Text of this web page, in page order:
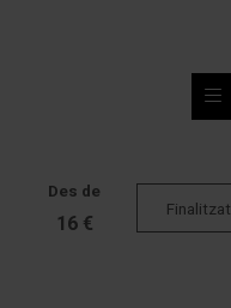
Des de
16 €
Finalitzat